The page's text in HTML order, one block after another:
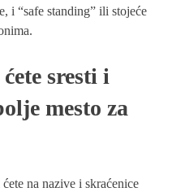
i “safe standing” ili stojeće
sresti i
mesto za
na nazive i skraćenice